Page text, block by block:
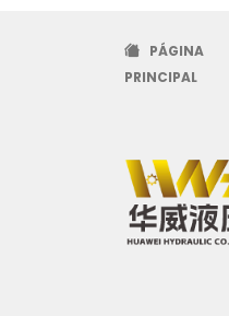
PÁGINA
PRINCIPAL